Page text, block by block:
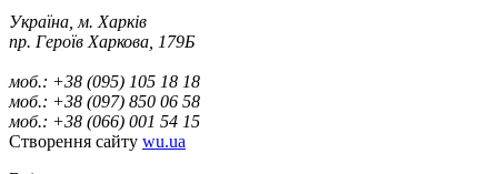
Україна, м. Харків
пр. Героїв Харкова, 179Б
моб.: +38 (095) 105 18 18
моб.: +38 (097) 850 06 58
моб.: +38 (066) 001 54 15
Створення сайту wu.ua